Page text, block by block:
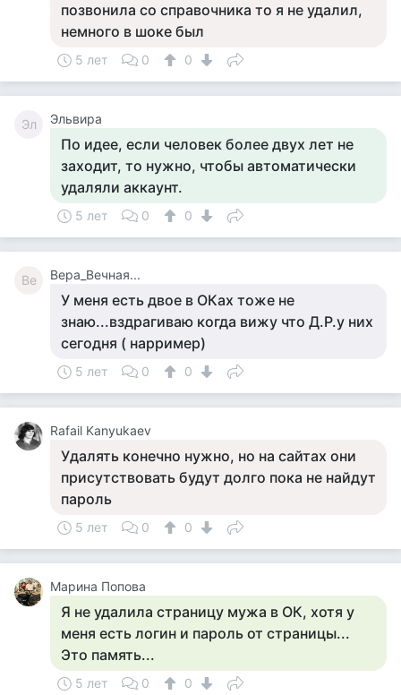
позвонила со справочника то я не удалил,
немного в шоке был
5 лет 0 0
Эл Эльвира
По идее, если человек более двух лет не
заходит, то нужно, чтобы автоматически
удаляли аккаунт.
5 лет 0 0
Ве Вера_Вечная...
У меня есть двое в ОКах тоже не
знаю...вздрагиваю когда вижу что Д.Р.у них
сегодня ( нарример)
5 лет 0 0
Rafail Kanyukaev
Удалять конечно нужно, но на сайтах они
присутствовать будут долго пока не найдут
пароль
5 лет 0 0
Марина Попова
Я не удалила страницу мужа в ОК, хотя у
меня есть логин и пароль от страницы...
Это память...
5 лет 0 0